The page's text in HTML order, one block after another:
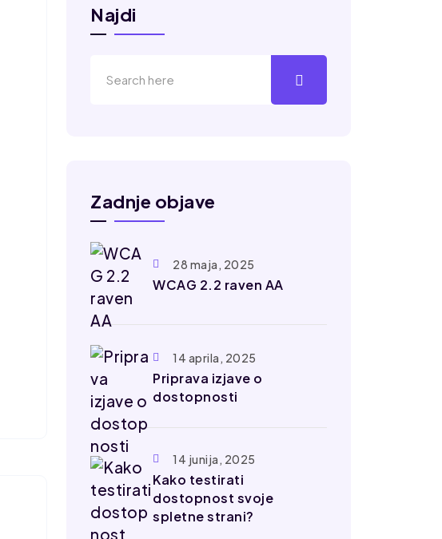
Najdi
Zadnje objave
28 maja, 2025
WCAG 2.2 raven AA
14 aprila, 2025
Priprava izjave o
dostopnosti
14 junija, 2025
Kako testirati
dostopnost svoje
spletne strani?